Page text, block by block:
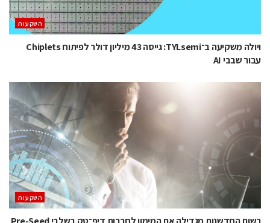
השקעות
ויולה משקיעה ב־TYLsemi: גייסה 43 מיליון דולר לפיתוח Chiplets
עבור שבבי AI
השקעות